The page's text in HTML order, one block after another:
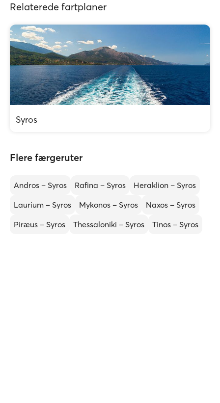
Relaterede fartplaner
Syros
Flere færgeruter
Andros – Syros Rafina – Syros
Heraklion – Syros
Laurium – Syros
Mykonos – Syros
Naxos – Syros
Piræus – Syros
Thessaloniki – Syros Tinos – Syros